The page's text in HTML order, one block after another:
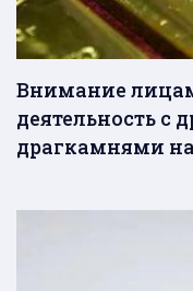
Внимание
деятельность с
драгкамнями